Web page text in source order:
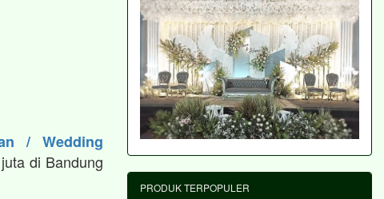
/ Wedding
di Bandung
PRODUK TERPOPULER